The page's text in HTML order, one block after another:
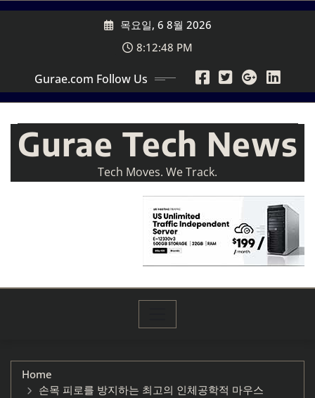
Skip
목요일, 6 8월 2026
8:12:50 PM
Gurae.com Follow Us
Gurae Tech News
Tech Moves. We Track.
Home
손목 피로를 방지하는 최고의 인체공학적 마우스